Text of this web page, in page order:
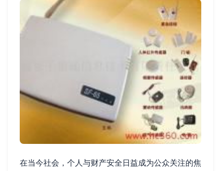
在当今社会，个人与财产安全日益成为公众关注的焦